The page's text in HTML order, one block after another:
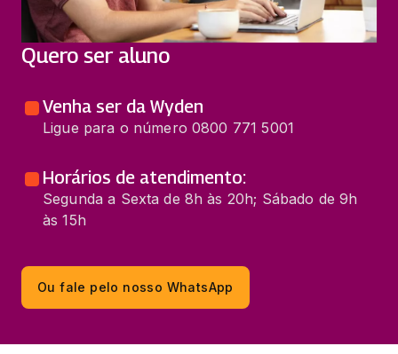
Quero ser aluno
Venha ser da Wyden
Ligue para o número 0800 771 5001
Horários de atendimento:
Segunda a Sexta de 8h às 20h; Sábado de 9h
às 15h
Ou fale pelo nosso WhatsApp